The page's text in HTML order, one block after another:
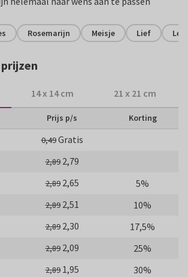
Rosemarijn Meisje Lief
14 x 14 cm 21 x 21 cm
Prijs p/s Korting
0,49Gratis
2,89 2,79
2,89 2,65
5%
2,89 2,51
10%
2,89 2,30
17,5%
2,89 2,09
25%
2,89 1,95
30%